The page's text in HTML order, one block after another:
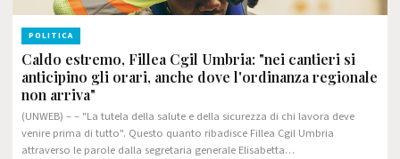
POLITICA
Caldo estremo, Fillea Cgil Umbria: "nei cantieri si
anticipino gli orari, anche dove l'ordinanza regionale
non arriva"
(UNWEB) – – "La tutela della salute e della sicurezza di chi lavora deve
venire prima di tutto". Questo quanto ribadisce Fillea Cgil Umbria
attraverso le parole dalla segretaria generale Elisabetta…